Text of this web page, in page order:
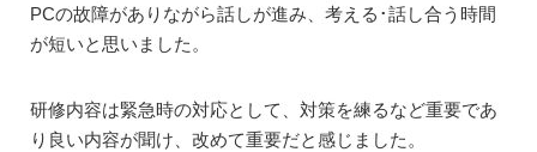
PCの故障がありながら話しが進み、考える･話し合う時間
が短いと思いました。
研修内容は緊急時の対応として、対策を練るなど重要であ
り良い内容が聞け、改めて重要だと感じました。